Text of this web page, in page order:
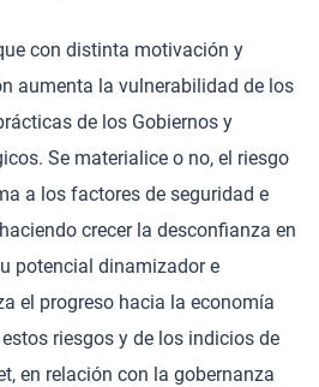
con distinta motivación y
aumenta la vulnerabilidad de los
de los Gobiernos y
Se materialice o no, el riesgo
a los factores de seguridad e
crecer la desconfianza en
potencial dinamizador e
el progreso hacia la economía
riesgos y de los indicios de
en relación con la gobernanza